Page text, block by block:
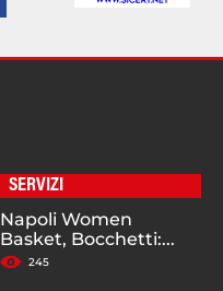
SERVIZI
Napoli Women
Basket, Bocchetti:...
245